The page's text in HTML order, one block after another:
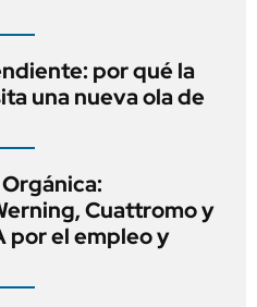
por qué la
una nueva ola de
Cuattromo y
por el empleo y